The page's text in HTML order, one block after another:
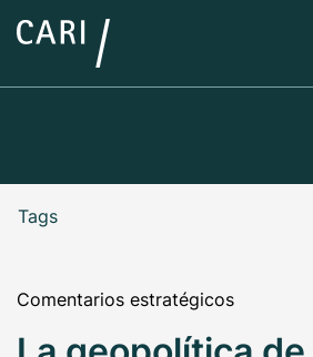
Comentarios estratégicos
Tags